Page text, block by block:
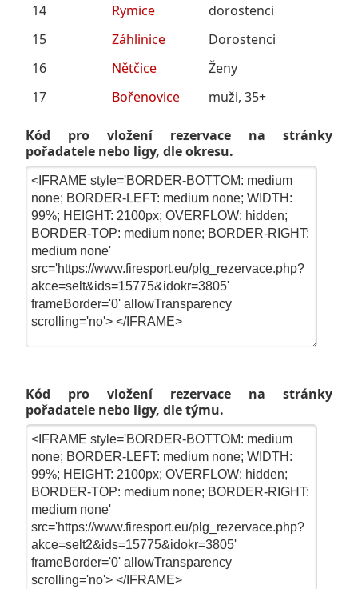
14
Rymice
dorostenci
15
Záhlinice
Dorostenci
16
Nětčice
Ženy
17
Bořenovice muži, 35+
Kód pro vložení rezervace na stránky
pořadatele nebo ligy, dle okresu.
Kód pro vložení rezervace na stránky
pořadatele nebo ligy, dle týmu.